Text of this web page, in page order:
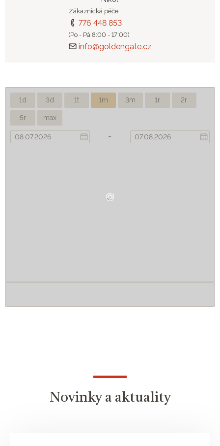
Zákaznická péče
776 448 853
(Po - Pá 8:00 - 17:00)
info@goldengate.cz
1d 3d 1t 1m 3m 1r 2r
5r max
-
Novinky a aktuality